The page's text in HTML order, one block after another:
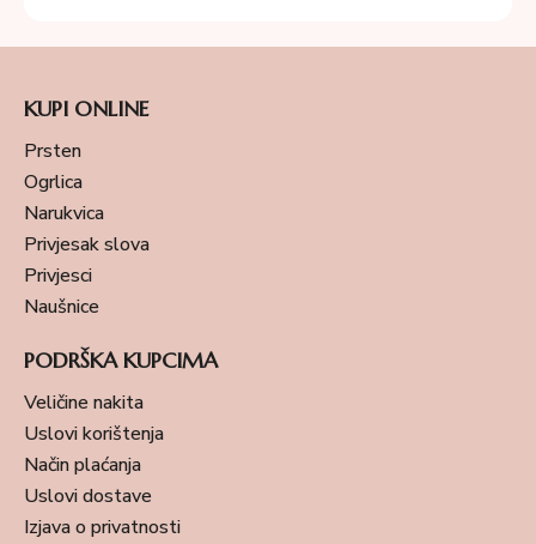
KUPI ONLINE
Prsten
Ogrlica
Narukvica
Privjesak slova
Privjesci
Naušnice
PODRŠKA KUPCIMA
Veličine nakita
Uslovi korištenja
Način plaćanja
Uslovi dostave
Izjava o privatnosti